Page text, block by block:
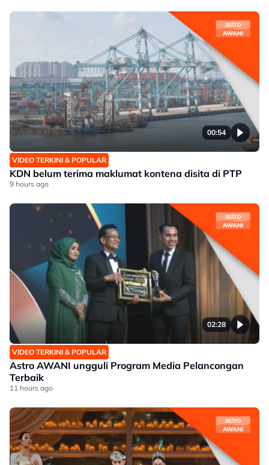
00:54
VIDEO TERKINI & POPULAR
KDN belum terima maklumat kontena disita di PTP
9 hours ago
02:28
VIDEO TERKINI & POPULAR
Astro AWANI ungguli Program Media Pelancongan
Terbaik
11 hours ago